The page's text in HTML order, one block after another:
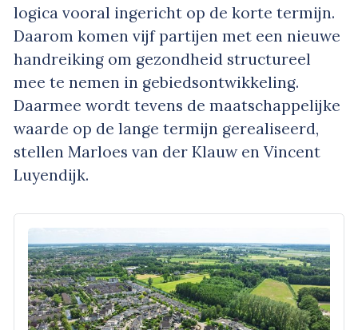
logica vooral ingericht op de korte termijn.
Daarom komen vijf partijen met een nieuwe
handreiking om gezondheid structureel
mee te nemen in gebiedsontwikkeling.
Daarmee wordt tevens de maatschappelijke
waarde op de lange termijn gerealiseerd,
stellen Marloes van der Klauw en Vincent
Luyendijk.